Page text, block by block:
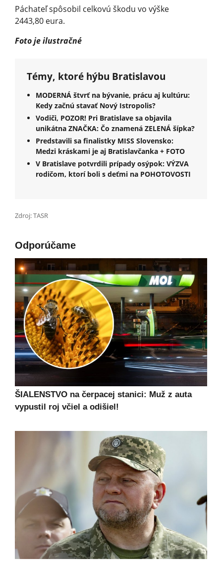
Páchateľ spôsobil celkovú škodu vo výške
2443,80 eura.
Foto je ilustračné
Témy, ktoré hýbu Bratislavou
MODERNÁ štvrť na bývanie, prácu aj kultúru:
Kedy začnú stavať Nový Istropolis?
Vodiči, POZOR! Pri Bratislave sa objavila
unikátna ZNAČKA: Čo znamená ZELENÁ šípka?
Predstavili sa finalistky MISS Slovensko:
Medzi kráskami je aj Bratislavčanka + FOTO
V Bratislave potvrdili prípady osýpok: VÝZVA
rodičom, ktorí boli s deťmi na POHOTOVOSTI
Zdroj: TASR
Odporúčame
ŠIALENSTVO na čerpacej stanici: Muž z auta
vypustil roj včiel a odišiel!